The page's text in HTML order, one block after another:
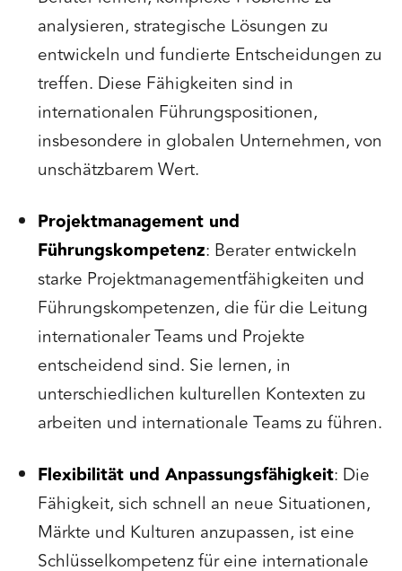
analysieren, strategische Lösungen zu
entwickeln und fundierte Entscheidungen zu
treffen. Diese Fähigkeiten sind in
internationalen Führungspositionen,
insbesondere in globalen Unternehmen, von
unschätzbarem Wert.
Projektmanagement und
Führungskompetenz: Berater entwickeln
starke Projektmanagementfähigkeiten und
Führungskompetenzen, die für die Leitung
internationaler Teams und Projekte
entscheidend sind. Sie lernen, in
unterschiedlichen kulturellen Kontexten zu
arbeiten und internationale Teams zu führen.
Flexibilität und Anpassungsfähigkeit: Die
Fähigkeit, sich schnell an neue Situationen,
Märkte und Kulturen anzupassen, ist eine
Schlüsselkompetenz für eine internationale